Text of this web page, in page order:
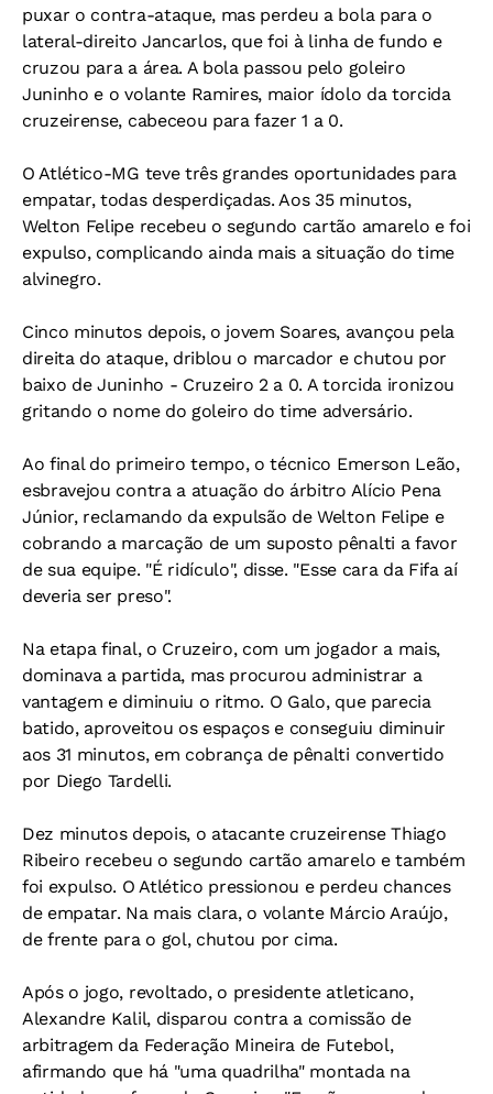
puxar o contra-ataque, mas perdeu a bola para o
lateral-direito Jancarlos, que foi à linha de fundo e
cruzou para a área. A bola passou pelo goleiro
Juninho e o volante Ramires, maior ídolo da torcida
cruzeirense, cabeceou para fazer 1 a 0.
O Atlético-MG teve três grandes oportunidades para
empatar, todas desperdiçadas. Aos 35 minutos,
Welton Felipe recebeu o segundo cartão amarelo e foi
expulso, complicando ainda mais a situação do time
alvinegro.
Cinco minutos depois, o jovem Soares, avançou pela
direita do ataque, driblou o marcador e chutou por
baixo de Juninho - Cruzeiro 2 a 0. A torcida ironizou
gritando o nome do goleiro do time adversário.
Ao final do primeiro tempo, o técnico Emerson Leão,
esbravejou contra a atuação do árbitro Alício Pena
Júnior, reclamando da expulsão de Welton Felipe e
cobrando a marcação de um suposto pênalti a favor
de sua equipe. "É ridículo", disse. "Esse cara da Fifa aí
deveria ser preso".
Na etapa final, o Cruzeiro, com um jogador a mais,
dominava a partida, mas procurou administrar a
vantagem e diminuiu o ritmo. O Galo, que parecia
batido, aproveitou os espaços e conseguiu diminuir
aos 31 minutos, em cobrança de pênalti convertido
por Diego Tardelli.
Dez minutos depois, o atacante cruzeirense Thiago
Ribeiro recebeu o segundo cartão amarelo e também
foi expulso. O Atlético pressionou e perdeu chances
de empatar. Na mais clara, o volante Márcio Araújo,
de frente para o gol, chutou por cima.
Após o jogo, revoltado, o presidente atleticano,
Alexandre Kalil, disparou contra a comissão de
arbitragem da Federação Mineira de Futebol,
afirmando que há "uma quadrilha" montada na